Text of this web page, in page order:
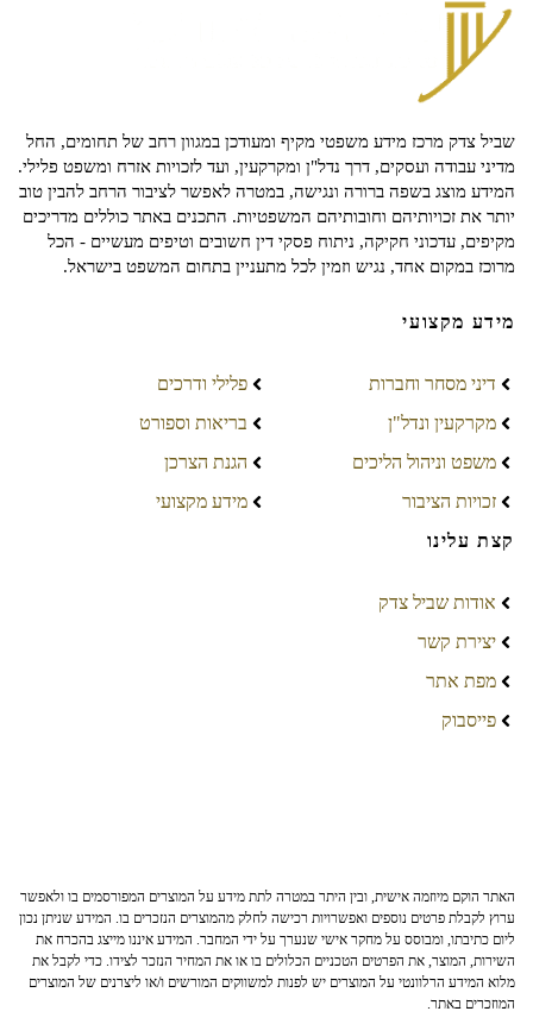
שביל צדק מרכז מידע משפטי מקיף ומעודכן במגוון רחב של תחומים, החל
מדיני עבודה ועסקים, דרך נדל"ן ומקרקעין, ועד לזכויות אזרח ומשפט פלילי.
המידע מוצג בשפה ברורה ונגישה, במטרה לאפשר לציבור הרחב להבין טוב
יותר את זכויותיהם וחובותיהם המשפטיות. התכנים באתר כוללים מדריכים
מקיפים, עדכוני חקיקה, ניתוח פסקי דין חשובים וטיפים מעשיים - הכל
מרוכז במקום אחד, נגיש וזמין לכל מתעניין בתחום המשפט בישראל.
מידע מקצועי
דיני מסחר וחברות
מקרקעין ונדל"ן
משפט וניהול הליכים
זכויות הציבור
פלילי ודרכים
בריאות וספורט
הגנת הצרכן
מידע מקצועי
קצת עלינו
אודות שביל צדק
יצירת קשר
מפת אתר
פייסבוק
האתר הוקם מיוזמה אישית, ובין היתר במטרה לתת מידע על המוצרים המפורסמים בו ולאפשר
ערוץ לקבלת פרטים נוספים ואפשרויות רכישה לחלק מהמוצרים הנזכרים בו. המידע שניתן נכון
ליום כתיבתו, ומבוסס על מחקר אישי שנערך על ידי המחבר. המידע איננו מייצג בהכרח את
השירות, המוצר, את הפרטים הטכניים הכלולים בו או את המחיר הנזכר לצידו. כדי לקבל את
מלוא המידע הרלוונטי על המוצרים יש לפנות למשווקים המורשים ו/או ליצרנים של המוצרים
המוזכרים באתר.